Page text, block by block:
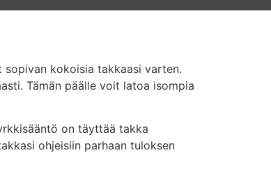
sopivan kokoisia takkaasi varten.
Tämän päälle voit latoa isompia
on täyttää takka
ohjeisiin parhaan tuloksen